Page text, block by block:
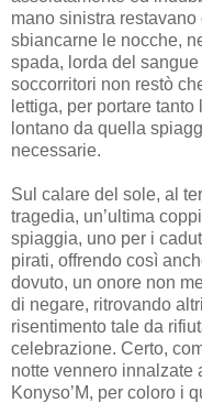
mano sinistra
sbiancarne le nocche,
spada, lorda del
soccorritori non restò
lettiga, per portare
lontano da quella
necessarie.
Sul calare del sole, al
tragedia, un’ultima
spiaggia, uno per i
pirati, offrendo così
dovuto, un onore non
di negare, ritrovando
risentimento tale da
celebrazione. Certo,
notte vennero innalzate
Konyso’M, per coloro i